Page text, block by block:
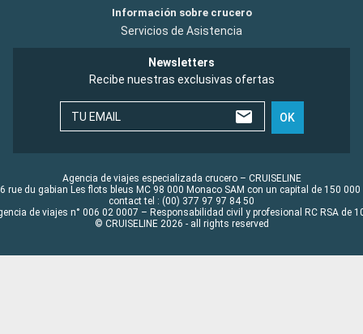
Información sobre crucero
Servicios de Asistencia
Newsletters
Recibe nuestras exclusivas ofertas
TU EMAIL OK
Agencia de viajes especializada crucero – CRUISELINE
rue du gabian Les flots bleus MC 98 000 Monaco SAM con un capital de 150 000
contact tel : (00) 377 97 97 84 50
de viajes n° 006 02 0007 – Responsabilidad civil y profesional RC RSA de
© CRUISELINE 2026 - all rights reserved